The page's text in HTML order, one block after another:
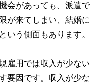
会があっても、派遣で
が来てしまい、結婚に
いう側面もあります。
雇用では収入が少ない
要因です。収入が少な